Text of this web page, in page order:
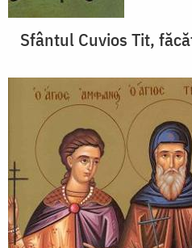
Sfântul Cuvios Tit,